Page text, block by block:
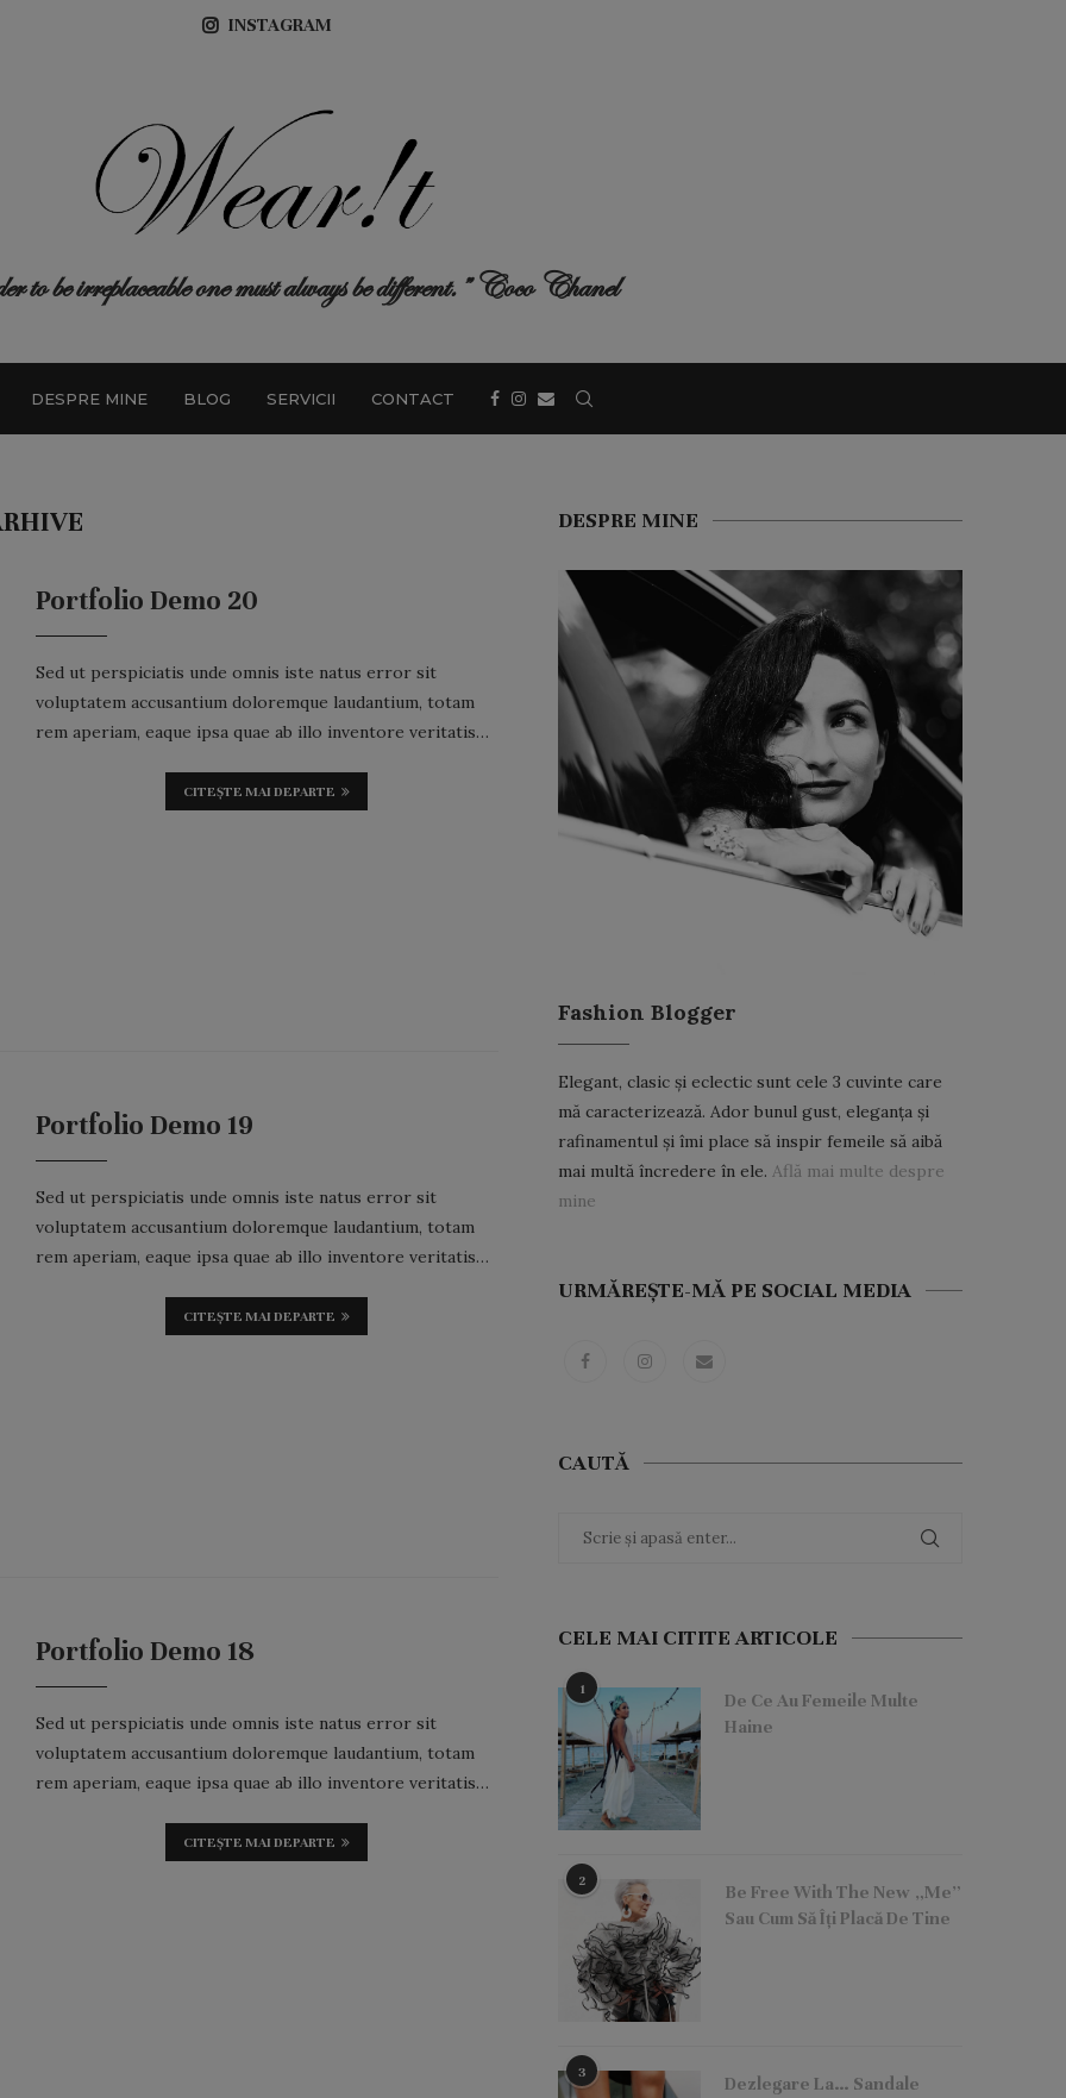
INSTAGRAM
be irreplaceable one must always be different.” Coco Chanel
DESPRE MINE BLOG SERVICII CONTACT
Portfolio Demo 20
Sed ut perspiciatis unde omnis iste natus error sit
voluptatem accusantium doloremque laudantium, totam
rem aperiam, eaque ipsa quae ab illo inventore veritatis…
CITEȘTE MAI DEPARTE
Portfolio Demo 19
Sed ut perspiciatis unde omnis iste natus error sit
voluptatem accusantium doloremque laudantium, totam
rem aperiam, eaque ipsa quae ab illo inventore veritatis…
CITEȘTE MAI DEPARTE
Portfolio Demo 18
Sed ut perspiciatis unde omnis iste natus error sit
voluptatem accusantium doloremque laudantium, totam
rem aperiam, eaque ipsa quae ab illo inventore veritatis…
CITEȘTE MAI DEPARTE
DESPRE MINE
Fashion Blogger
Elegant, clasic și eclectic sunt cele 3 cuvinte care
mă caracterizează. Ador bunul gust, eleganța și
rafinamentul și îmi place să inspir femeile să aibă
mai multă încredere în ele. Află mai multe despre
mine
URMĂREȘTE-MĂ PE SOCIAL MEDIA
CAUTĂ
CELE MAI CITITE ARTICOLE
1
De Ce Au Femeile Multe
Haine
2
Be Free With The New „Me”
Sau Cum Să Îți Placă De Tine
3
Dezlegare La… Sandale